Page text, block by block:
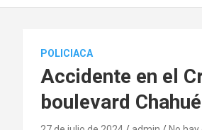
POLICIACA
Accidente en el
boulevard